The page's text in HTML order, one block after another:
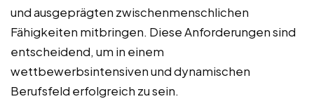
und ausgeprägten zwischenmenschlichen
Fähigkeiten mitbringen. Diese Anforderungen sind
entscheidend, um in einem
wettbewerbsintensiven und dynamischen
Berufsfeld erfolgreich zu sein.